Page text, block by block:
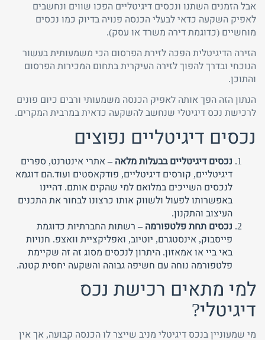
אבל הזמנים השתנו ונכסים דיגיטליים הפכו שווים ונחשבים
לאפיק השקעה כדאי לבעלי הכנסה פנויה בדיוק כמו נכסים
מוחשיים (כדוגמת דירה משרד או עסק).
הזירה הדיגיטלית הפכה לזירת הפרסום הכי משמעותית בעשור
הנוכחי ובדרך להפוך לזירה העיקרית בתחום המכירות הפרסום
והתוכן.
הנתון הזה הפך אותה לאפיק הכנסה משמעותי ורבים כיום פונים
לרכישת נכס דיגיטלי שנחשב להשקעה כדאית במרבית המקרים.
נכסים דיגיטליים נפוצים
נכסים דיגיטליים בבעלות מלאה – אתרי אינטרנט, ספרים
דיגיטליים, קורסים דיגיטליים, פודקאסטים ועוד.הם דוגמא
לנכסים השייכים במלואם למי שהקים אותם. דהיינו
באפשרותו לפעול ולשווק אותו כרצונו לבחור את התכנים
העיצוב והתקנון.
נכסים תחת פלטפורמה – רשתות החברתיות כדוגמת
פייסבוק, אינסטגרם, יוטיוב, ואפליקציית וואצפ. חנויות
באי ביי או אמאזון. היתרון לנכסים מסוג זה זה שקיימת
פלטפורמה נוחה עם חשיפה גבוהה והשקעה יחסית קטנה.
למי מתאים רכישת נכס
דיגיטלי?
מי שמעוניין בנכס דיגיטלי מניב שייצר לו הכנסה קבועה, אך אין